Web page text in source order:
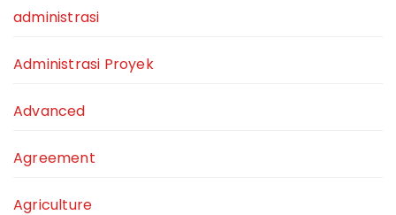
administrasi
Administrasi Proyek
Advanced
Agreement
Agriculture